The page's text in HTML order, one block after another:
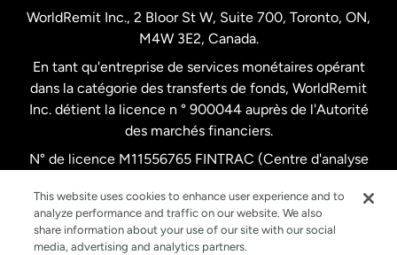
États-Unis Español
France
Malaisie
WorldRemit Inc., 2 Bloor St W, Suite 700, Toronto, ON,
M4W 3E2, Canada.
En tant qu'entreprise de services monétaires opérant
dans la catégorie des transferts de fonds, WorldRemit
Inc. détient la licence n ° 900044 auprès de l'Autorité
des marchés financiers.
N° de licence M11556765 FINTRAC (Centre d'analyse
This website uses cookies to enhance user experience and to
analyze performance and traffic on our website. We also
share information about your use of our site with our social
media, advertising and analytics partners.